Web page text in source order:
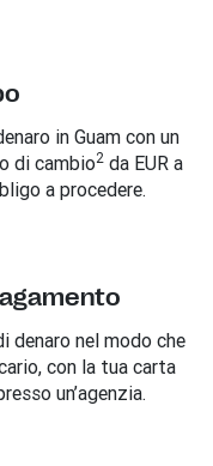
in Guam con un
di cambio2 da EUR a
a procedere.
denaro nel modo che
con la tua carta
un’agenzia.